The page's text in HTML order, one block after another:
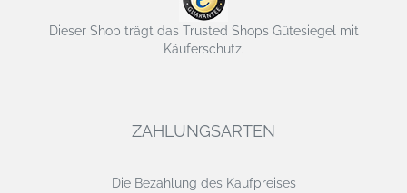
Dieser Shop trägt das Trusted Shops Gütesiegel mit
Käuferschutz.
ZAHLUNGSARTEN
Die Bezahlung des Kaufpreises